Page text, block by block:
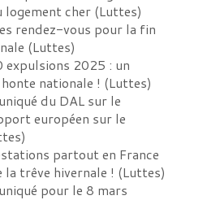
logement cher (Luttes)
rendez-vous pour la fin
(Luttes)
expulsions 2025 : un
nationale ! (Luttes)
du DAL sur le
européen sur le
)
partout en France
trêve hivernale ! (Luttes)
pour le 8 mars